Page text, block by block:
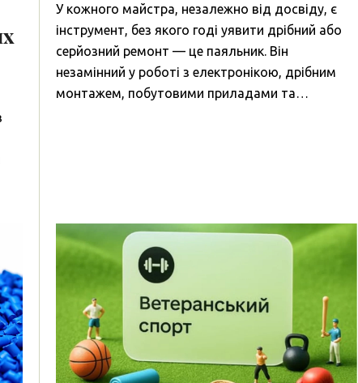
У кожного майстра, незалежно від досвіду, є
інструмент, без якого годі уявити дрібний або
серйозний ремонт — це паяльник. Він
незамінний у роботі з електронікою, дрібним
монтажем, побутовими приладами та…